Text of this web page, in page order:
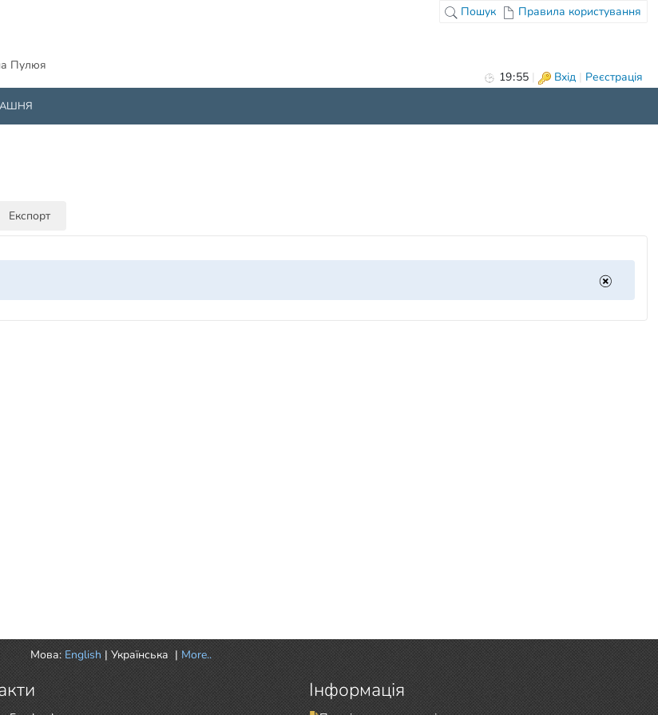
Пулюя
Пошук Правила користування
19:55 | Вхід| Реєстрація
Експорт
Мова: English |Українська | More..
Інформація